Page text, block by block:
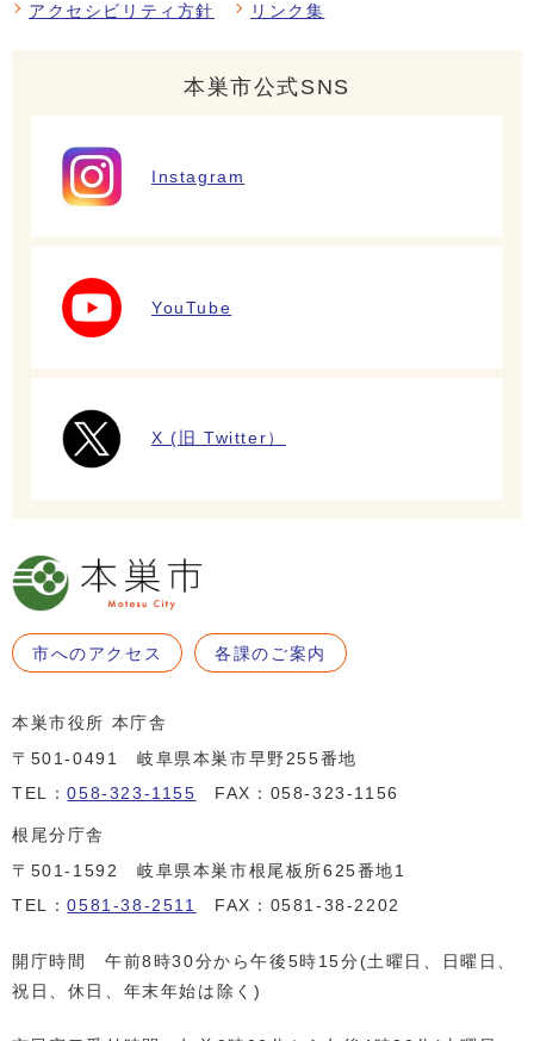
アクセシビリティ方針 リンク集
本巣市公式SNS
Instagram
YouTube
X (旧 Twitter）
市へのアクセス 各課のご案内
本巣市役所 本庁舎
〒501-0491 岐阜県本巣市早野255番地
TEL：058-323-1155 FAX：058-323-1156
根尾分庁舎
〒501-1592 岐阜県本巣市根尾板所625番地1
TEL：0581-38-2511 FAX：0581-38-2202
開庁時間 午前8時30分から午後5時15分(土曜日、日曜日、
祝日、休日、年末年始は除く)